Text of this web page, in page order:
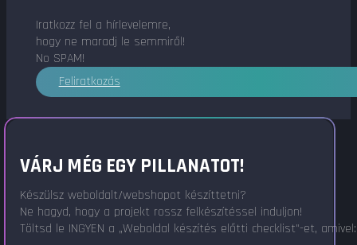
Iratkozz fel a hírlevelemre,
hogy ne maradj le semmiről!
No SPAM!
Feliratkozás
VÁRJ MÉG EGY PILLANATOT!
Készülsz weboldalt/webshopot készíttetni?
Ne hagyd, hogy a projekt rossz felkészítéssel induljon!
Töltsd le INGYEN a „Weboldal készítés előtti checklist"-et, amivel: